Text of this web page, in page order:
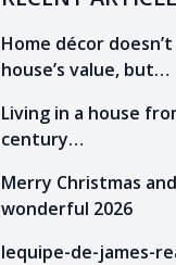
Home décor
house’s value, but…
Living in a house
century…
Merry Christmas
wonderful 2026
lequipe-de-james-